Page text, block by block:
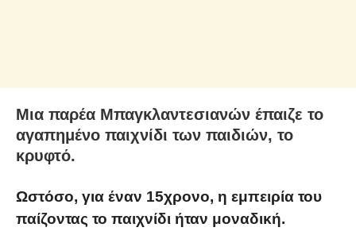
Μια παρέα Μπαγκλαντεσιανών έπαιζε το
αγαπημένο παιχνίδι των παιδιών, το
κρυφτό.
Ωστόσο, για έναν 15χρονο, η εμπειρία του
παίζοντας το παιχνίδι ήταν μοναδική.